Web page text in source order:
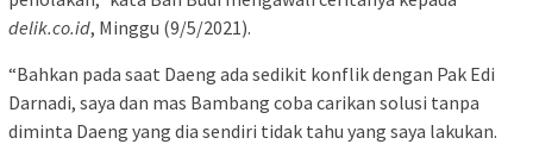
delik.co.id, Minggu (9/5/2021).
“Bahkan pada saat Daeng ada sedikit konflik dengan Pak Edi
Darnadi, saya dan mas Bambang coba carikan solusi tanpa
diminta Daeng yang dia sendiri tidak tahu yang saya lakukan.